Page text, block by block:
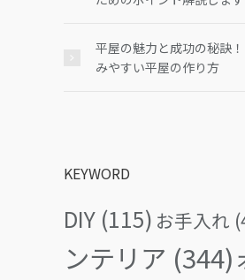
平屋の魅力と成功の秘訣
みやすい平屋の作り方
KEYWORD
DIY (115) お手入れ
ンテリア (344)